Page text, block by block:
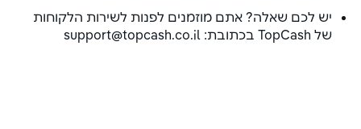
יש לכם שאלה? אתם מוזמנים לפנות לשירות הלקוחות
של TopCash בכתובת: support@topcash.co.il